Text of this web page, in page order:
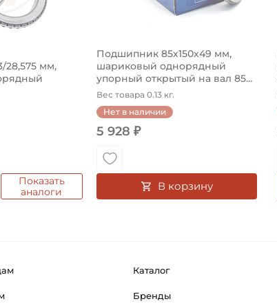
28,575 мм,
Показать
аналоги
Подшипник 85х150х49 мм,
шариковый однорядный
упорный открытый на вал 85...
Вес товара 0.13 кг.
Нет в наличии
5 928 ₽
В корзину
Каталог
Бренды